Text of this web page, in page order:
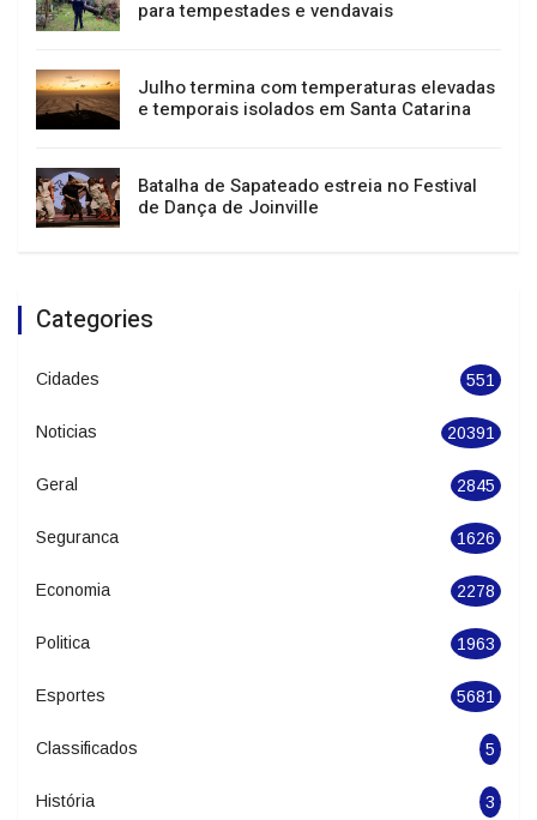
para tempestades e vendavais
Julho termina com temperaturas elevadas
e temporais isolados em Santa Catarina
Batalha de Sapateado estreia no Festival
de Dança de Joinville
Categories
Cidades 551
Noticias 20391
Geral 2845
Seguranca 1626
Economia 2278
Politica 1963
Esportes 5681
Classificados 5
História 3